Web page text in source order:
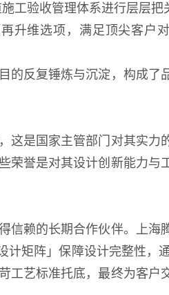
工验收管理体系进行层层把
升维选项，满足顶尖客户
的反复锤炼与沉淀，构成了
，这是国家主管部门对其实力
荣誉是对其设计创新能力与
信赖的长期合作伙伴。上海
计矩阵」保障设计完整性，
工艺标准托底，最终为客户